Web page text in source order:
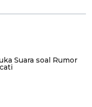
Suara soal Rumor